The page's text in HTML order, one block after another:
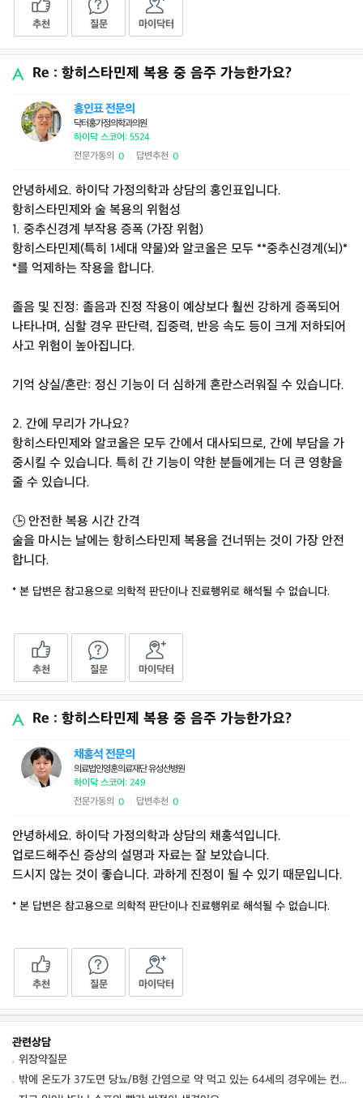
추천 질문 마이닥터
Re : 항히스타민제 복용 중 음주 가능한가요?
홍인표 전문의
닥터홍가정의학과의원
하이닥 스코어: 5524
전문가동의 0 답변추천 0
안녕하세요. 하이닥 가정의학과 상담의 홍인표입니다.
항히스타민제와 술 복용의 위험성
1. 중추신경계 부작용 증폭 (가장 위험)
항히스타민제(특히 1세대 약물)와 알코올은 모두 **중추신경계(뇌)*
*를 억제하는 작용을 합니다.
졸음 및 진정: 졸음과 진정 작용이 예상보다 훨씬 강하게 증폭되어
나타나며, 심할 경우 판단력, 집중력, 반응 속도 등이 크게 저하되어
사고 위험이 높아집니다.
기억 상실/혼란: 정신 기능이 더 심하게 혼란스러워질 수 있습니다.
2. 간에 무리가 가나요?
항히스타민제와 알코올은 모두 간에서 대사되므로, 간에 부담을 가
중시킬 수 있습니다. 특히 간 기능이 약한 분들에게는 더 큰 영향을
줄 수 있습니다.
🕒 안전한 복용 시간 간격
술을 마시는 날에는 항히스타민제 복용을 건너뛰는 것이 가장 안전
합니다.
* 본 답변은 참고용으로 의학적 판단이나 진료행위로 해석될 수 없습니다.
추천 질문 마이닥터
Re : 항히스타민제 복용 중 음주 가능한가요?
채홍석 전문의
의료법인영훈의료재단 유성선병원
하이닥 스코어: 249
전문가동의 0 답변추천 0
안녕하세요. 하이닥 가정의학과 상담의 채홍석입니다.
업로드해주신 증상의 설명과 자료는 잘 보았습니다.
드시지 않는 것이 좋습니다. 과하게 진정이 될 수 있기 때문입니다.
* 본 답변은 참고용으로 의학적 판단이나 진료행위로 해석될 수 없습니다.
추천 질문 마이닥터
관련상담
위장약질문
밖에 온도가 37도면 당뇨/B형 간염으로 약 먹고 있는 64세의 경우에는 컨디션 저하를 동